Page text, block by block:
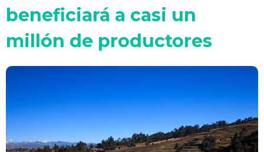
beneficiará a casi un
millón de productores